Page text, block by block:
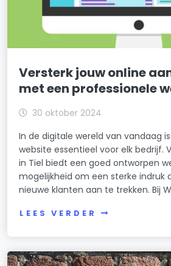
Versterk jouw online
met een professionele
30 oktober 2024
In de digitale wereld van vandaag
website essentieel voor elk bedrijf.
in Tiel biedt een goed ontworpen
mogelijkheid om een sterke indruk
nieuwe klanten aan te trekken. Bij
LEES VERDER